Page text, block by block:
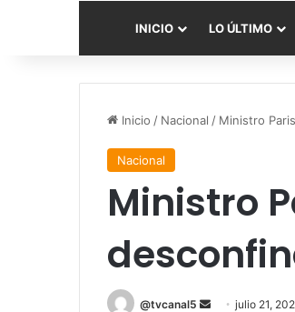
INICIO LO ÚLTIMO
Inicio / Nacional / Ministro
Nacional
Ministro
@tvcanal5
Sendjulio 21,